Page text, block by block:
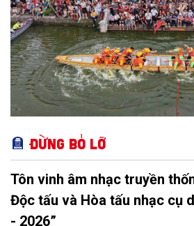
Đừng bỏ lỡ
Tôn vinh âm nhạc truyền
Độc tấu và Hòa tấu nhạc cụ
- 2026”